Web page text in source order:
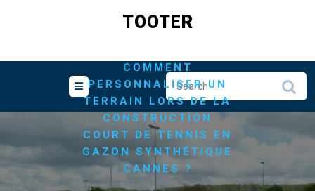
TOOTER
COMMENT
PERSONNALISER UN
TERRAIN LORS DE LA
CONSTRUCTION
COURT DE TENNIS EN
GAZON SYNTHÉTIQUE
CANNES ?